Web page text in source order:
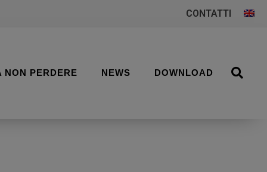
CONTATTI
NON PERDERE NEWS DOWNLOAD